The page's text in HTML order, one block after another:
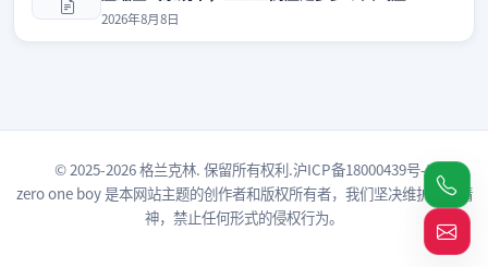
2026年8月8日
© 2025-2026 格兰克林. 保留所有权利.沪ICP备18000439号-3
zero one boy是本网站主题的创作者和版权所有者，我们坚决维护原创精
神，禁止任何形式的侵权行为。